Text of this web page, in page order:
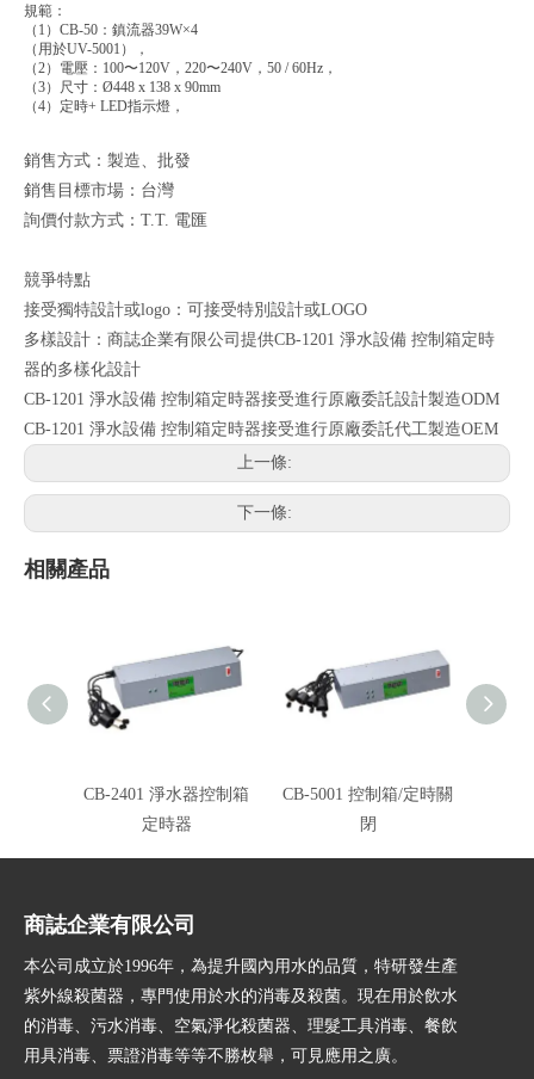
規範：
（1）CB-50：鎮流器39W×4
（用於UV-5001），
（2）電壓：100〜120V，220〜240V，50 / 60Hz，
（3）尺寸：Ø448 x 138 x 90mm
（4）定時+ LED指示燈，
銷售方式：製造、批發
銷售目標市場：台灣
詢價付款方式：T.T. 電匯
競爭特點
接受獨特設計或logo：可接受特別設計或LOGO
多樣設計：商誌企業有限公司提供CB-1201 淨水設備 控制箱定時
器的多樣化設計
CB-1201 淨水設備 控制箱定時器接受進行原廠委託設計製造ODM
CB-1201 淨水設備 控制箱定時器接受進行原廠委託代工製造OEM
上一條:
下一條:
相關產品
CB-2401 淨水器控制箱
定時器
CB-5001 控制箱/定時關
閉
商誌企業有限公司
本公司成立於1996年，為提升國內用水的品質，特研發生產
紫外線殺菌器，專門使用於水的消毒及殺菌。現在用於飲水
的消毒、污水消毒、空氣淨化殺菌器、理髮工具消毒、餐飲
用具消毒、票證消毒等等不勝枚舉，可見應用之廣。